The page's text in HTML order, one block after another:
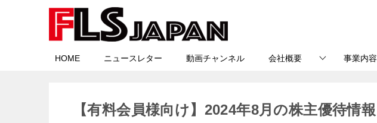
HOME ニュースレター 動画チャンネル 会社概要 事業内容
【有料会員様向け】2024年8月の株主優待情報